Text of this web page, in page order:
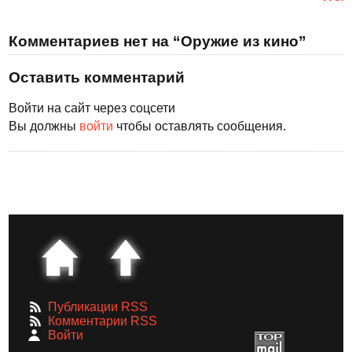
Комментариев нет на “Оружие из кино”
Оставить комментарий
Войти на сайт через соцсети
Вы должны войти чтобы оставлять сообщения.
Публикации RSS
Комментарии RSS
Войти